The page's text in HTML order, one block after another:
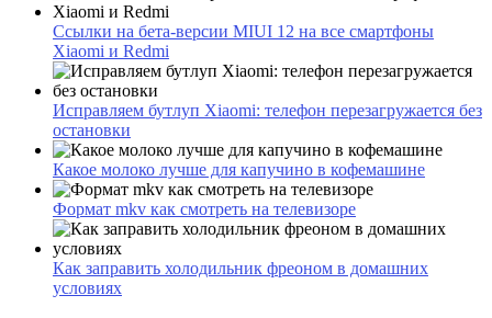
Ссылки на бета-версии MIUI 12 на все смартфоны
Xiaomi и Redmi
Исправляем бутлуп Xiaomi: телефон перезагружается без
остановки
Какое молоко лучше для капучино в кофемашине
Формат mkv как смотреть на телевизоре
Как заправить холодильник фреоном в домашних
условиях